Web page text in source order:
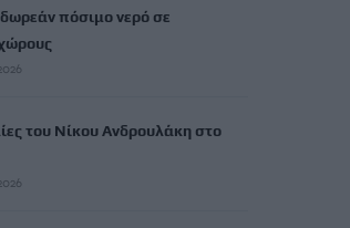
πόσιμο νερό σε
του Νίκου Ανδρουλάκη στο